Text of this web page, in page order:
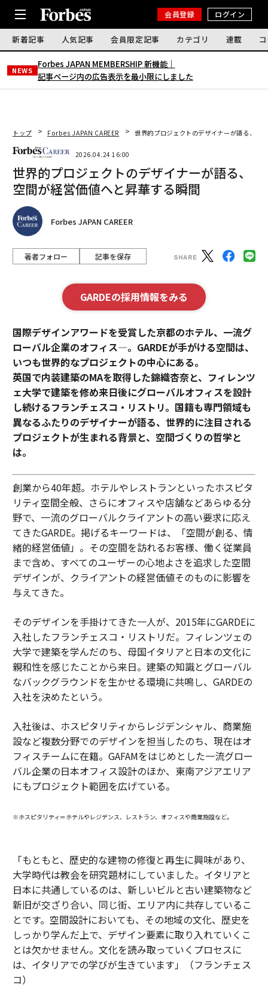
会員登録 ログイン
新着記事 人気記事 会員限定記事 カテゴリ 連載
NEWS
Forbes JAPAN MEMBERSHIP 新機能｜
記事ページ内の広告表示を最小限にしました
トップ Forbes JAPAN CAREER 世界的プロジェクトのデザイナーが語る、空
2026.04.24 16:00
世界的プロジェクトのデザイナーが語る、
空間が経営価値へと昇華する瞬間
Forbes JAPAN CAREER
著者フォロー 記事を保存
GARDEの採用情報をみる
国際デザインアワードを受賞した京都のホテル、一流グ
ローバル企業のオフィス—。GARDEが手がける空間は、
いつも世界的なプロジェクトの中心にある。
英国で内装建築のMAを取得した錦織杏奈と、フィレンツ
ェ大学で建築を修め来日後にグローバルオフィスを設計
し続けるフランチェスコ・リストリ。国籍も専門領域も
異なるふたりのデザイナーが語る、世界的に注目される
プロジェクトが生まれる背景と、空間づくりの哲学と
は。
創業から40年超。ホテルやレストランといったホスピタ
リティ空間全般、さらにオフィスや店舗などあらゆる分
野で、一流のグローバルクライアントの高い要求に応え
てきたGARDE。掲げるキーワードは、「空間が創る、情
緒的経営価値」。その空間を訪れるお客様、働く従業員
まで含め、すべてのユーザーの心地よさを追求した空間
デザインが、クライアントの経営価値そのものに影響を
与えてきた。
そのデザインを手掛けてきた一人が、2015年にGARDEに
入社したフランチェスコ・リストリだ。フィレンツェの
大学で建築を学んだのち、母国イタリアと日本の文化に
親和性を感じたことから来日。建築の知識とグローバル
なバックグラウンドを生かせる環境に共鳴し、GARDEの
入社を決めたという。
入社後は、ホスピタリティからレジデンシャル、商業施
設など複数分野でのデザインを担当したのち、現在はオ
フィスチームに在籍。GAFAMをはじめとした一流グロー
バル企業の日本オフィス設計のほか、東南アジアエリア
にもプロジェクト範囲を広げている。
※ホスピタリティ＝ホテルやレジデンス、レストラン、オフィスや商業施設など。
「もともと、歴史的な建物の修復と再生に興味があり、
大学時代は教会を研究題材にしていました。イタリアと
日本に共通しているのは、新しいビルと古い建築物など
新旧が交ざり合い、同じ街、エリア内に共存しているこ
とです。空間設計においても、その地域の文化、歴史を
しっかり学んだ上で、デザイン要素に取り入れていくこ
とは欠かせません。文化を読み取っていくプロセスに
は、イタリアでの学びが生きています」（フランチェス
コ）